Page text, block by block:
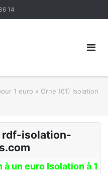
14
1 euro » Orne (61) Isolation
rdf-isolation-
un euro Isolation à 1